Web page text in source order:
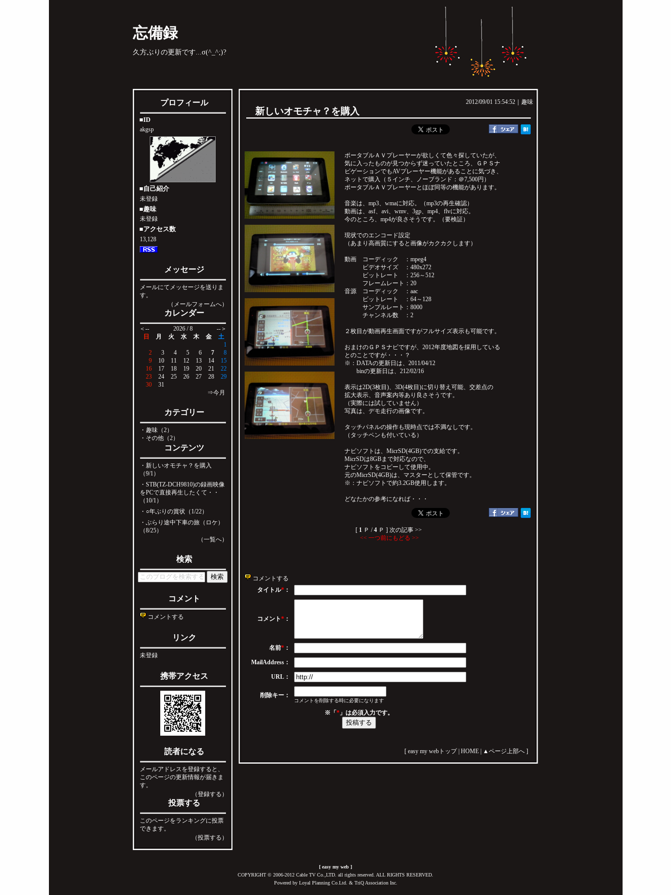
忘備録
久方ぶりの更新です...σ(^_^;)?
プロフィール
■ID
akgsp
■自己紹介
未登録
■趣味
未登録
■アクセス数
13,128
メッセージ
メールにてメッセージを送りま
す。
（メールフォームへ）
カレンダー
＜-- 2026 / 8
--＞
日
月 火 水 木 金
土
1
2
3 4 5 6 7
8
9
10 11 12 13 14
15
16
17 18 19 20 21
22
23
24 25 26 27 28
29
30
31
⇒今月
カテゴリー
・趣味（2）
・その他（2）
コンテンツ
・新しいオモチャ？を購入
（9/1）
・STB(TZ-DCH9810)の録画映像
をPCで直接再生したくて・・
（10/1）
・ ○年ぶりの賞状（1/22）
・ぶらり途中下車の旅（ロケ）
（8/25）
（一覧へ）
検索
コメント
コメントする
リンク
未登録
携帯アクセス
読者になる
メールアドレスを登録すると、
このページの更新情報が届きま
す。
（登録する）
投票する
このページをランキングに投票
できます。
（投票する）
2012/09/01 15:54:52｜ 趣味
新しいオモチャ？を購入
ポータブルＡＶプレーヤーが欲しくて色々探していたが、
気に入ったものが見つからず迷っていたところ、ＧＰＳナ
ビゲーションでもAVプレーヤー機能があることに気づき、
ネットで購入（５インチ、ノーブランド：＠7,500円）
ポータブルＡＶプレーヤーとほぼ同等の機能があります。
音楽は、mp3、wmaに対応。（mp3の再生確認）
動画は、asf、avi、wmv、3gp、mp4、flvに対応。
今のところ、mp4が良さそうです。（要検証）
現状でのエンコード設定
（あまり高画質にすると画像がカクカクします）
動画 コーディック ：mpeg4
ビデオサイズ ：480x272
ビットレート ：256～512
フレームレート：20
音源 コーディック ：aac
ビットレート ：64～128
サンプルレート：8000
チャンネル数 ：2
２枚目が動画再生画面ですがフルサイズ表示も可能です。
おまけのＧＰＳナビですが、2012年度地図を採用している
とのことですが・・・？
※：DATAの更新日は、2011/04/12
binの更新日は、212/02/16
表示は2D(3枚目)、3D(4枚目)に切り替え可能、交差点の
拡大表示、音声案内等あり良さそうです。
（実際には試していません）
写真は、デモ走行の画像です。
タッチパネルの操作も現時点では不満なしです。
（タッチペンも付いている）
ナビソフトは、MicrSD(4GB)での支給です。
MicrSDは8GBまで対応なので、
ナビソフトをコピーして使用中。
元のMicrSD(4GB)は、マスターとして保管です。
※：ナビソフトで約3.2GB使用します。
どなたかの参考になれば・・・
[ 1Ｐ /4Ｐ ] 次の記事 >>
<< 一つ前にもどる >>
コメントする
タイトル* ：
コメント* ：
名前* ：
MailAddress：
URL：
削除キー：
コメントを削除する時に必要になります
※「 *」は必須入力です。
[ easy my webトップ| HOME ▲ページ上部へ ]
[ easy my web ]
COPYRIGHT © 2006-2012 Cable TV Co.,LTD. all rights reserved. ALL RIGHTS RESERVED.
Powered by Loyal Planning Co.Ltd. & TriQ Association Inc.